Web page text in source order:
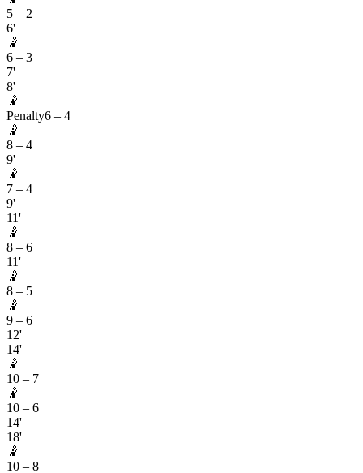
5 – 2
6'
🤾
6 – 3
7'
8'
🤾
Penalty6 – 4
🤾
8 – 4
9'
🤾
7 – 4
9'
11'
🤾
8 – 6
11'
🤾
8 – 5
🤾
9 – 6
12'
14'
🤾
10 – 7
🤾
10 – 6
14'
18'
🤾
10 – 8